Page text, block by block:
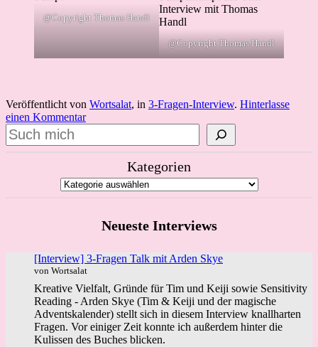
@Copyright Thomas Handl
@Copyright Thomas Handl
Veröffentlicht von Wortsalat, in 3-Fragen-Interview. Hinterlasse
einen Kommentar
Suchen
Kategorien
Neueste Interviews
[Interview] 3-Fragen Talk mit Arden Skye
von Wortsalat
Kreative Vielfalt, Gründe für Tim und Keiji sowie Sensitivity
Reading - Arden Skye (Tim & Keiji und der magische
Adventskalender) stellt sich in diesem Interview knallharten
Fragen. Vor einiger Zeit konnte ich außerdem hinter die
Kulissen des Buches blicken.